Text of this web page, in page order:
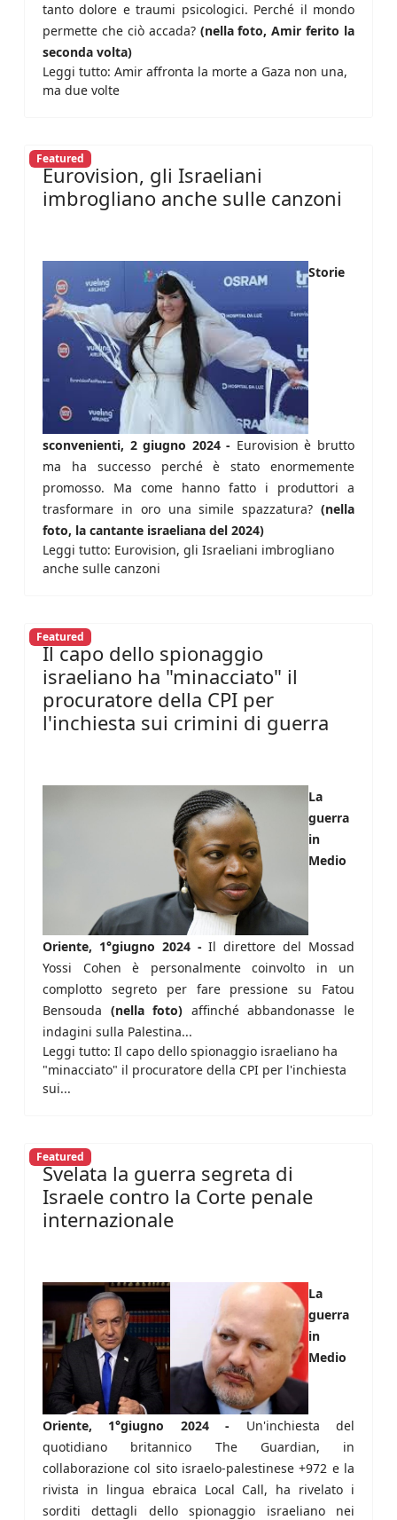
tanto dolore e traumi psicologici. Perché il mondo
permette che ciò accada? (nella foto, Amir ferito la
seconda volta)
Leggi tutto: Amir affronta la morte a Gaza non una,
ma due volte
Featured
Eurovision, gli Israeliani
imbrogliano anche sulle canzoni
Storie
sconvenienti, 2 giugno 2024 - Eurovision è brutto
ma ha successo perché è stato enormemente
promosso. Ma come hanno fatto i produttori a
trasformare in oro una simile spazzatura? (nella
foto, la cantante israeliana del 2024)
Leggi tutto: Eurovision, gli Israeliani imbrogliano
anche sulle canzoni
Featured
Il capo dello spionaggio
israeliano ha "minacciato" il
procuratore della CPI per
l'inchiesta sui crimini di guerra
La
guerra
in
Medio
Oriente, 1°giugno 2024 - Il direttore del Mossad
Yossi Cohen è personalmente coinvolto in un
complotto segreto per fare pressione su Fatou
Bensouda (nella foto) affinché abbandonasse le
indagini sulla Palestina...
Leggi tutto: Il capo dello spionaggio israeliano ha
"minacciato" il procuratore della CPI per l'inchiesta
sui...
Featured
Svelata la guerra segreta di
Israele contro la Corte penale
internazionale
La
guerra
in
Medio
Oriente, 1°giugno 2024 - Un'inchiesta del
quotidiano britannico The Guardian, in
collaborazione col sito israelo-palestinese +972 e la
rivista in lingua ebraica Local Call, ha rivelato i
sorditi dettagli dello spionaggio israeliano nei